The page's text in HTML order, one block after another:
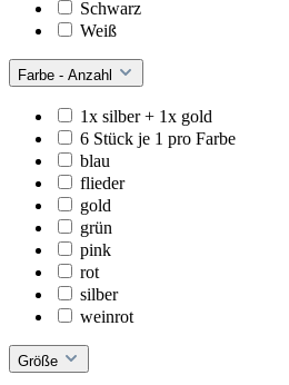
Schwarz
Weiß
Farbe - Anzahl
1x silber + 1x gold
6 Stück je 1 pro Farbe
blau
flieder
gold
grün
pink
rot
silber
weinrot
Größe